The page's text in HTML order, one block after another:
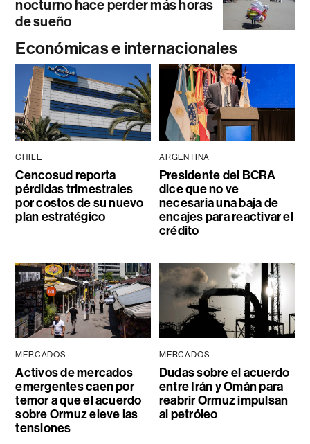
nocturno hace perder más horas
de sueño
Económicas e internacionales
CHILE
Cencosud reporta
pérdidas trimestrales
por costos de su nuevo
plan estratégico
ARGENTINA
Presidente del BCRA
dice que no ve
necesaria una baja de
encajes para reactivar el
crédito
MERCADOS
Activos de mercados
emergentes caen por
temor a que el acuerdo
sobre Ormuz eleve las
tensiones
MERCADOS
Dudas sobre el acuerdo
entre Irán y Omán para
reabrir Ormuz impulsan
al petróleo